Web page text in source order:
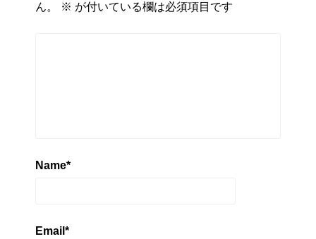
ん。
※ が付いている欄は必須項目です
Name*
Email *